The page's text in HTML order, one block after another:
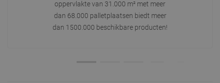
oppervlakte van 31.000 m² met meer
dan 68.000 palletplaatsen biedt meer
dan 1500.000 beschikbare producten!